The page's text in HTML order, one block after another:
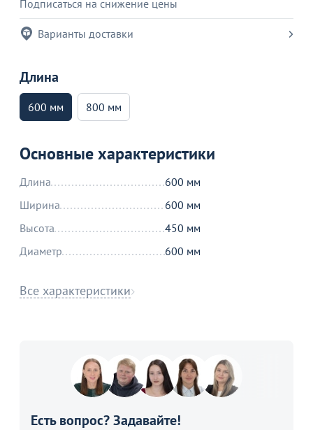
Подписаться на снижение цены
Варианты доставки
Длина
600 мм 800 мм
Основные характеристики
Длина
600 мм
Ширина
600 мм
Высота
450 мм
Диаметр
600 мм
Все характеристики
Есть вопрос? Задавайте!